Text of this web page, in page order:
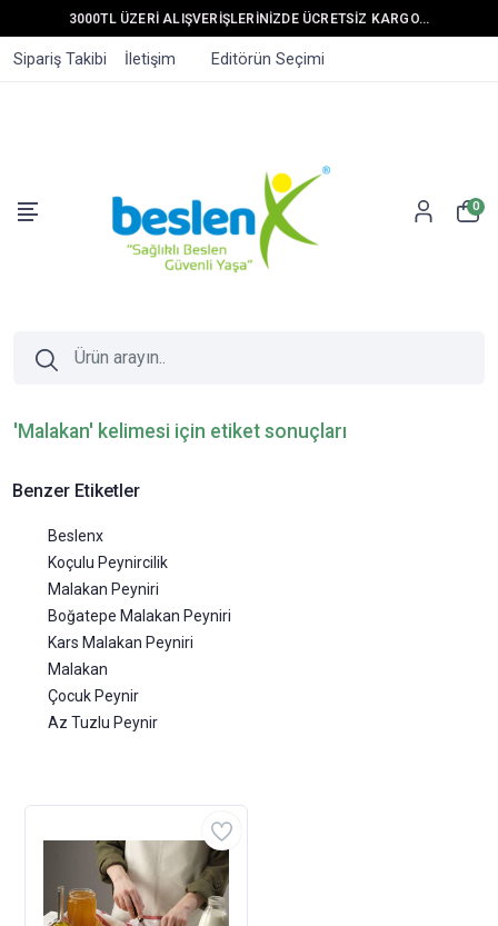
3000TL ÜZERİ ALIŞVERİŞLERİNİZDE ÜCRETSİZ KARGO...
Sipariş Takibi İletişim Editörün Seçimi
0
'Malakan' kelimesi için etiket sonuçları
Benzer Etiketler
Beslenx
Koçulu Peynircilik
Malakan Peyniri
Boğatepe Malakan Peyniri
Kars Malakan Peyniri
Malakan
Çocuk Peynir
Az Tuzlu Peynir